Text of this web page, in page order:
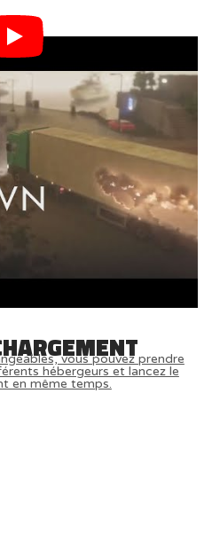
vous pouvez prendre
hébergeurs et lancez le
en même temps.